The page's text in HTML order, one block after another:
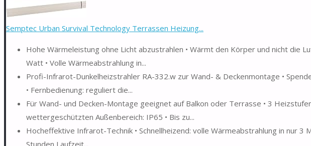
Semptec Urban Survival Technology Terrassen Heizung...
Hohe Wärmeleistung ohne Licht abzustrahlen • Wärmt den Körper und nicht die
Watt • Volle Wärmeabstrahlung in...
Profi-Infrarot-Dunkelheizstrahler RA-332.w zur Wand- & Deckenmontage •
• Fernbedienung: reguliert die...
Für Wand- und Decken-Montage geeignet auf Balkon oder Terrasse • 3
wettergeschützten Außenbereich: IP65 • Bis zu...
Hocheffektive Infrarot-Technik • Schnellheizend: volle Wärmeabstrahlung in nur 3
Stunden Laufzeit...